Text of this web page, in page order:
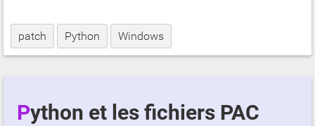
patch Python Windows
Python et les fichiers PAC